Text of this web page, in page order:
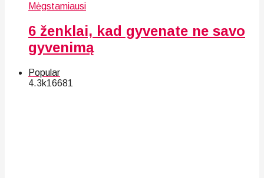
Mėgstamiausi
6 ženklai, kad gyvenate ne savo
gyvenimą
Popular
4.3k16681